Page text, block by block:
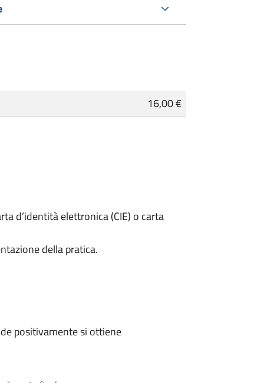
16,00 €
d’identità elettronica (CIE) o carta
della pratica.
positivamente si ottiene